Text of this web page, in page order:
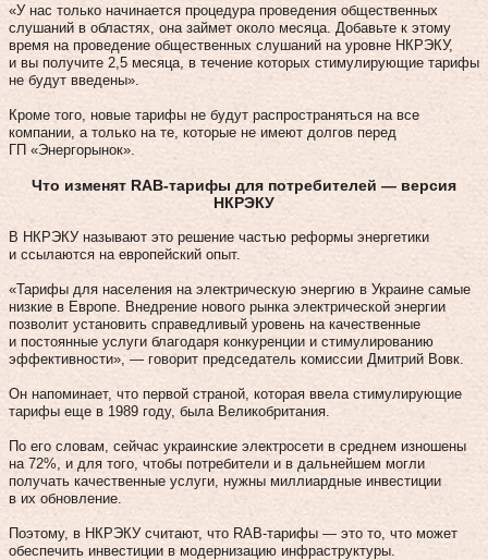
«У нас только начинается процедура проведения общественных
слушаний в областях, она займет около месяца. Добавьте к этому
время на проведение общественных слушаний на уровне НКРЭКУ,
и вы получите 2,5 месяца, в течение которых стимулирующие тарифы
не будут введены».
Кроме того, новые тарифы не будут распространяться на все
компании, а только на те, которые не имеют долгов перед
ГП «Энергорынок».
Что изменят RAB-тарифы для потребителей — версия
НКРЭКУ
В НКРЭКУ называют это решение частью реформы энергетики
и ссылаются на европейский опыт.
«Тарифы для населения на электрическую энергию в Украине самые
низкие в Европе. Внедрение нового рынка электрической энергии
позволит установить справедливый уровень на качественные
и постоянные услуги благодаря конкуренции и стимулированию
эффективности», — говорит председатель комиссии Дмитрий Вовк.
Он напоминает, что первой страной, которая ввела стимулирующие
тарифы еще в 1989 году, была Великобритания.
По его словам, сейчас украинские электросети в среднем изношены
на 72%, и для того, чтобы потребители и в дальнейшем могли
получать качественные услуги, нужны миллиардные инвестиции
в их обновление.
Поэтому, в НКРЭКУ считают, что RАВ-тарифы — это то, что может
обеспечить инвестиции в модернизацию инфраструктуры.